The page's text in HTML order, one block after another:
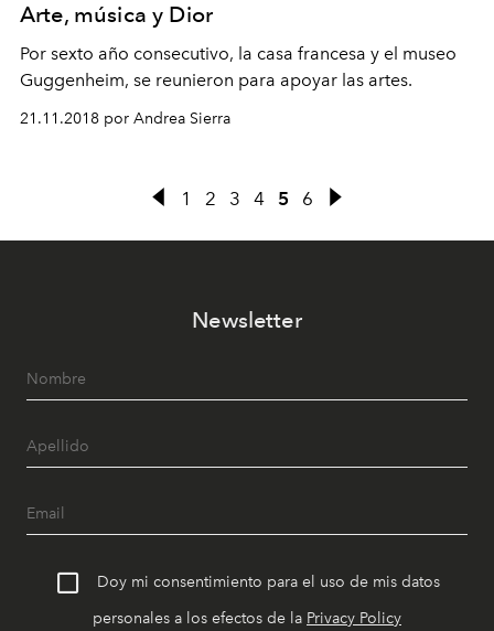
Arte, música y Dior
Por sexto año consecutivo, la casa francesa y el museo
Guggenheim, se reunieron para apoyar las artes.
21.11.2018 por Andrea Sierra
1 2 3 4 5 6
Newsletter
Doy mi consentimiento para el uso de mis datos
personales a los efectos de la Privacy Policy